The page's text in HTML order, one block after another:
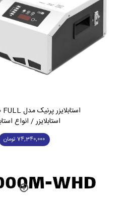
استابلایزر پرنیک مدل ECO-15000 FULL
استابلایزر / انواع
74,340,000 تومان